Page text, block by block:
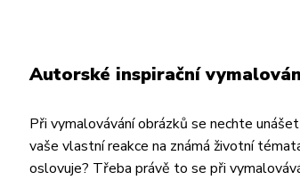
Autorské inspirační
Při vymalovávání obrázků se nechte
vaše vlastní reakce na známá životní
oslovuje? Třeba právě to se při